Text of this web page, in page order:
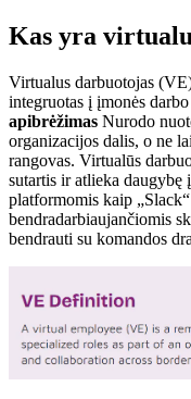
Kas yra
Virtualus darbuotojas
integruotas į įmonės
apibrėžimas Nurodo
organizacijos dalis, o ne
rangovas. Virtualūs
sutartis ir atlieka daugybę
platformomis kaip
bendradarbiaujančiomis
bendrauti su komandos